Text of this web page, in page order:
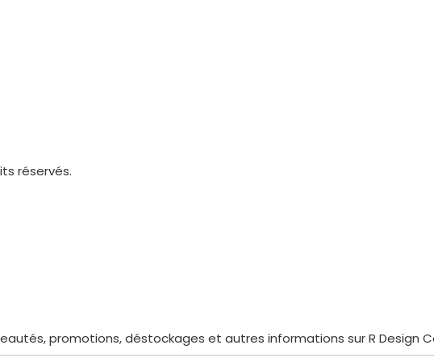
réservés.
promotions, déstockages et autres informations sur R Design